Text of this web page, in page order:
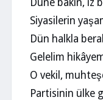
Siyasilerin
Dün halkla
Gelelim
O vekil,
Partisinin ülke